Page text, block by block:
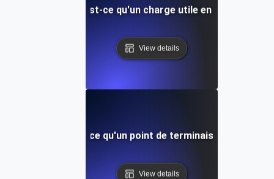
Qu'est-ce qu'un charge utile en API?
View details
Qu'est-ce qu'un point de terminaison API?
View details